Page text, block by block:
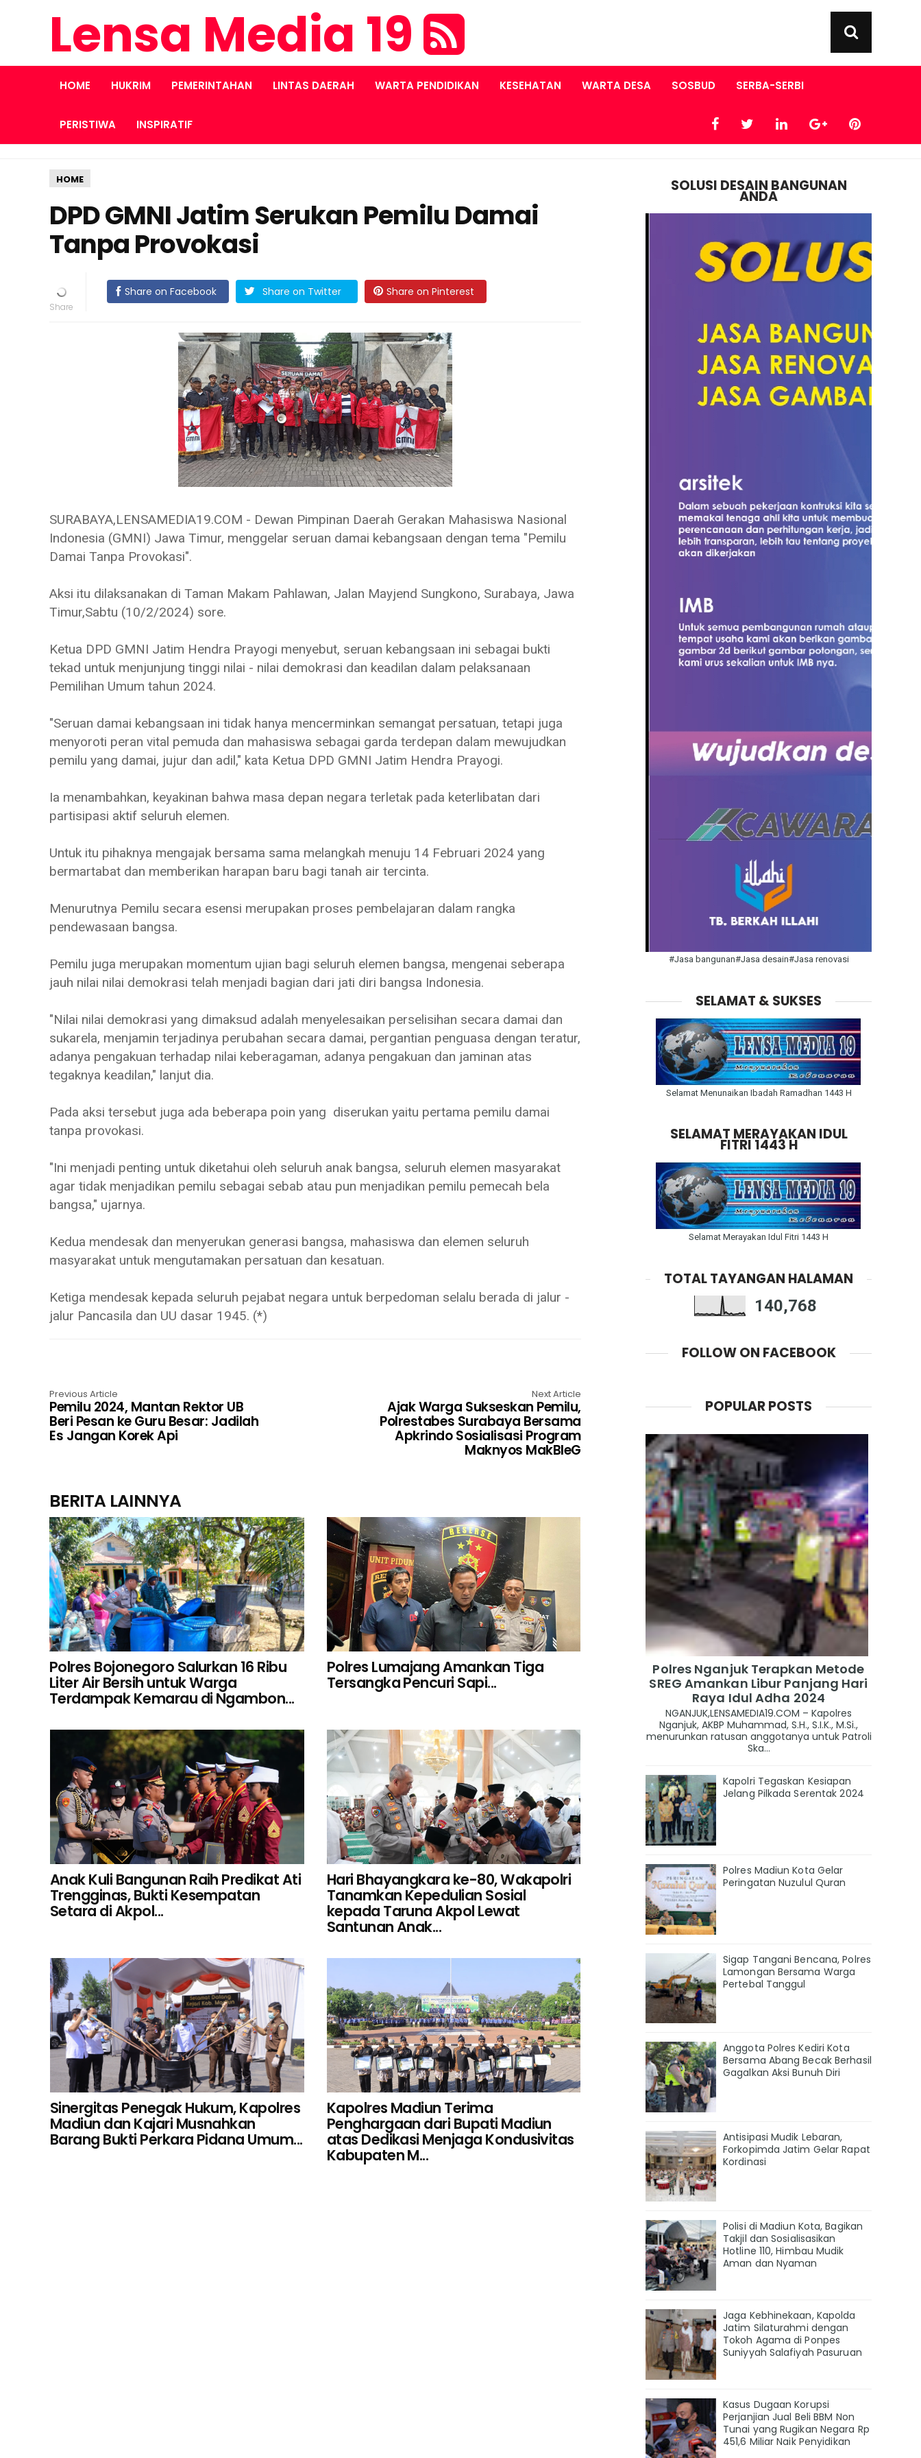
Lensa Media 19
HOME HUKRIM PEMERINTAHAN LINTAS DAERAH WARTA PENDIDIKAN KESEHATAN WARTA DESA SOSBUD SERBA-SERBI
PERISTIWA INSPIRATIF
HOME
DPD GMNI Jatim Serukan Pemilu Damai
Tanpa Provokasi
Share on Facebook Share on Twitter Share on Pinterest
SURABAYA,LENSAMEDIA19.COM - Dewan Pimpinan Daerah Gerakan Mahasiswa Nasional
Indonesia (GMNI) Jawa Timur, menggelar seruan damai kebangsaan dengan tema "Pemilu
Damai Tanpa Provokasi".
Aksi itu dilaksanakan di Taman Makam Pahlawan, Jalan Mayjend Sungkono, Surabaya, Jawa
Timur,Sabtu (10/2/2024) sore.
Ketua DPD GMNI Jatim Hendra Prayogi menyebut, seruan kebangsaan ini sebagai bukti
tekad untuk menjunjung tinggi nilai - nilai demokrasi dan keadilan dalam pelaksanaan
Pemilihan Umum tahun 2024.
"Seruan damai kebangsaan ini tidak hanya mencerminkan semangat persatuan, tetapi juga
menyoroti peran vital pemuda dan mahasiswa sebagai garda terdepan dalam mewujudkan
pemilu yang damai, jujur dan adil," kata Ketua DPD GMNI Jatim Hendra Prayogi.
Ia menambahkan, keyakinan bahwa masa depan negara terletak pada keterlibatan dari
partisipasi aktif seluruh elemen.
Untuk itu pihaknya mengajak bersama sama melangkah menuju 14 Februari 2024 yang
bermartabat dan memberikan harapan baru bagi tanah air tercinta.
Menurutnya Pemilu secara esensi merupakan proses pembelajaran dalam rangka
pendewasaan bangsa.
Pemilu juga merupakan momentum ujian bagi seluruh elemen bangsa, mengenai seberapa
jauh nilai nilai demokrasi telah menjadi bagian dari jati diri bangsa Indonesia.
"Nilai nilai demokrasi yang dimaksud adalah menyelesaikan perselisihan secara damai dan
sukarela, menjamin terjadinya perubahan secara damai, pergantian penguasa dengan teratur,
adanya pengakuan terhadap nilai keberagaman, adanya pengakuan dan jaminan atas
tegaknya keadilan," lanjut dia.
Pada aksi tersebut juga ada beberapa poin yang diserukan yaitu pertama pemilu damai
tanpa provokasi.
"Ini menjadi penting untuk diketahui oleh seluruh anak bangsa, seluruh elemen masyarakat
agar tidak menjadikan pemilu sebagai sebab atau pun menjadikan pemilu pemecah bela
bangsa," ujarnya.
Kedua mendesak dan menyerukan generasi bangsa, mahasiswa dan elemen seluruh
masyarakat untuk mengutamakan persatuan dan kesatuan.
Ketiga mendesak kepada seluruh pejabat negara untuk berpedoman selalu berada di jalur -
jalur Pancasila dan UU dasar 1945. (*)
Previous Article
Pemilu 2024, Mantan Rektor UB
Beri Pesan ke Guru Besar: Jadilah
Es Jangan Korek Api
Next Article
Ajak Warga Sukseskan Pemilu,
Polrestabes Surabaya Bersama
Apkrindo Sosialisasi Program
Maknyos MakBleG
BERITA LAINNYA
Polres Bojonegoro Salurkan 16 Ribu
Liter Air Bersih untuk Warga
Terdampak Kemarau di Ngambon...
Polres Lumajang Amankan Tiga
Tersangka Pencuri Sapi...
Anak Kuli Bangunan Raih Predikat Ati
Trengginas, Bukti Kesempatan
Setara di Akpol...
Hari Bhayangkara ke-80, Wakapolri
Tanamkan Kepedulian Sosial
kepada Taruna Akpol Lewat
Santunan Anak...
Sinergitas Penegak Hukum, Kapolres
Madiun dan Kajari Musnahkan
Barang Bukti Perkara Pidana Umum...
Kapolres Madiun Terima
Penghargaan dari Bupati Madiun
atas Dedikasi Menjaga Kondusivitas
Kabupaten M...
SOLUSI DESAIN BANGUNAN
ANDA
#Jasa bangunan#Jasa desain#Jasa renovasi
SELAMAT & SUKSES
Selamat Menunaikan Ibadah Ramadhan 1443 H
SELAMAT MERAYAKAN IDUL
FITRI 1443 H
Selamat Merayakan Idul Fitri 1443 H
TOTAL TAYANGAN HALAMAN
140,768
FOLLOW ON FACEBOOK
POPULAR POSTS
Polres Nganjuk Terapkan Metode
SREG Amankan Libur Panjang Hari
Raya Idul Adha 2024
NGANJUK,LENSAMEDIA19.COM – Kapolres
Nganjuk, AKBP Muhammad, S.H., S.I.K., M.Si.,
menurunkan ratusan anggotanya untuk Patroli
Ska...
Kapolri Tegaskan Kesiapan
Jelang Pilkada Serentak 2024
Polres Madiun Kota Gelar
Peringatan Nuzulul Quran
Sigap Tangani Bencana, Polres
Lamongan Bersama Warga
Pertebal Tanggul
Anggota Polres Kediri Kota
Bersama Abang Becak Berhasil
Gagalkan Aksi Bunuh Diri
Antisipasi Mudik Lebaran,
Forkopimda Jatim Gelar Rapat
Kordinasi
Polisi di Madiun Kota, Bagikan
Takjil dan Sosialisasikan
Hotline 110, Himbau Mudik
Aman dan Nyaman
Jaga Kebhinekaan, Kapolda
Jatim Silaturahmi dengan
Tokoh Agama di Ponpes
Suniyyah Salafiyah Pasuruan
Kasus Dugaan Korupsi
Perjanjian Jual Beli BBM Non
Tunai yang Rugikan Negara Rp
451,6 Miliar Naik Penyidikan